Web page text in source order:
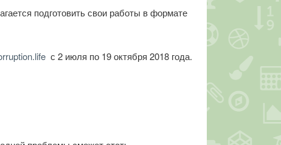
подготовить свои работы в формате
с 2 июля по 19 октября 2018 года.